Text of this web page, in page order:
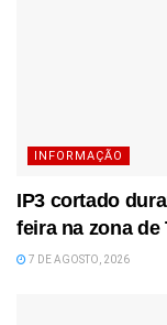
INFORMAÇÃO
IP3 cortado
feira na zona de
7 DE AGOSTO, 2026